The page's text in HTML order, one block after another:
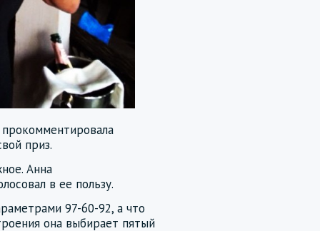
прокомментировала
приз.
Анна
в ее пользу.
97-60-92, а что
она выбирает пятый